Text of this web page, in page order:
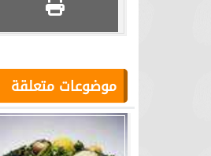
موضوعات متعلقة
برشلونة يستعيد سلاحا مهما بعد
كأس العالم